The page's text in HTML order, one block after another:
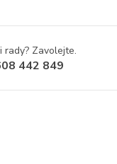
rady? Zavolejte.
442 849